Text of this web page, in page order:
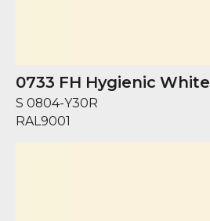
0733 FH Hygienic White
S 0804-Y30R
RAL9001